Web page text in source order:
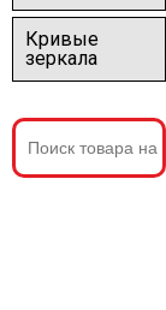
Кривые
зеркала